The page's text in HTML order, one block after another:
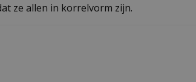
ze allen in korrelvorm zijn.